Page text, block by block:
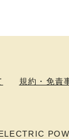
規約・免責